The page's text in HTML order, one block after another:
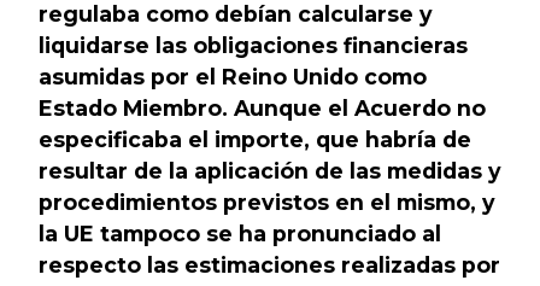
regulaba como debían calcularse y
liquidarse las obligaciones financieras
asumidas por el Reino Unido como
Estado Miembro. Aunque el Acuerdo no
especificaba el importe, que habría de
resultar de la aplicación de las medidas y
procedimientos previstos en el mismo, y
la UE tampoco se ha pronunciado al
respecto las estimaciones realizadas por